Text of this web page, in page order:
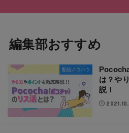
編集部おすすめ
配信ノウハウ
は？や
説！